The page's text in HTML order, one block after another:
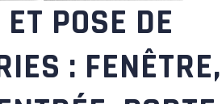
POSE DE
: FENÊTRE,